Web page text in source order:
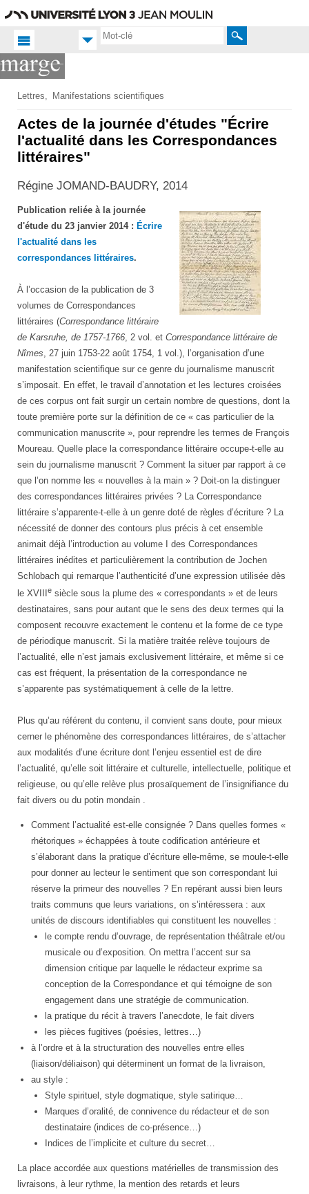
Rechercher
Accueil FR
Productions
scientifiques
Publications
Lettres Manifestations scientifiques
Actes de la journée d'études "Écrire
l'actualité dans les Correspondances
littéraires"
Régine JOMAND-BAUDRY, 2014
Publication reliée à la journée
d'étude du 23 janvier 2014 : Écrire
l'actualité dans les
correspondances littéraires.
À l’occasion de la publication de 3
volumes de Correspondances
littéraires (Correspondance littéraire
de Karsruhe, de 1757-1766 , 2 vol. et Correspondance littéraire de
Nîmes , 27 juin 1753-22 août 1754, 1 vol.), l’organisation d’une
manifestation scientifique sur ce genre du journalisme manuscrit
s’imposait. En effet, le travail d’annotation et les lectures croisées
de ces corpus ont fait surgir un certain nombre de questions, dont la
toute première porte sur la définition de ce « cas particulier de la
communication manuscrite », pour reprendre les termes de François
Moureau. Quelle place la correspondance littéraire occupe-t-elle au
sein du journalisme manuscrit ? Comment la situer par rapport à ce
que l’on nomme les « nouvelles à la main » ? Doit-on la distinguer
des correspondances littéraires privées ? La Correspondance
littéraire s’apparente-t-elle à un genre doté de règles d’écriture ? La
nécessité de donner des contours plus précis à cet ensemble
animait déjà l’introduction au volume I des Correspondances
littéraires inédites et particulièrement la contribution de Jochen
Schlobach qui remarque l’authenticité d’une expression utilisée dès
le XVIII
e siècle sous la plume des « correspondants » et de leurs
destinataires, sans pour autant que le sens des deux termes qui la
composent recouvre exactement le contenu et la forme de ce type
de périodique manuscrit. Si la matière traitée relève toujours de
l’actualité, elle n’est jamais exclusivement littéraire, et même si ce
cas est fréquent, la présentation de la correspondance ne
s’apparente pas systématiquement à celle de la lettre.
Plus qu’au référent du contenu, il convient sans doute, pour mieux
cerner le phénomène des correspondances littéraires, de s’attacher
aux modalités d’une écriture dont l’enjeu essentiel est de dire
l’actualité, qu’elle soit littéraire et culturelle, intellectuelle, politique et
religieuse, ou qu’elle relève plus prosaïquement de l’insignifiance du
fait divers ou du potin mondain .
Comment l’actualité est-elle consignée ? Dans quelles formes «
rhétoriques » échappées à toute codification antérieure et
s’élaborant dans la pratique d’écriture elle-même, se moule-t-elle
pour donner au lecteur le sentiment que son correspondant lui
réserve la primeur des nouvelles ? En repérant aussi bien leurs
traits communs que leurs variations, on s’intéressera : aux
unités de discours identifiables qui constituent les nouvelles :
le compte rendu d’ouvrage, de représentation théâtrale et/ou
musicale ou d’exposition. On mettra l’accent sur sa
dimension critique par laquelle le rédacteur exprime sa
conception de la Correspondance et qui témoigne de son
engagement dans une stratégie de communication.
la pratique du récit à travers l’anecdote, le fait divers
les pièces fugitives (poésies, lettres…)
à l’ordre et à la structuration des nouvelles entre elles
(liaison/déliaison) qui déterminent un format de la livraison,
au style :
Style spirituel, style dogmatique, style satirique…
Marques d’oralité, de connivence du rédacteur et de son
destinataire (indices de co-présence…)
Indices de l’implicite et culture du secret…
La place accordée aux questions matérielles de transmission des
livraisons, à leur rythme, la mention des retards et leurs